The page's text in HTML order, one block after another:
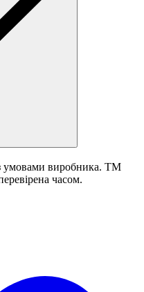
умовами виробника. ТМ
часом.